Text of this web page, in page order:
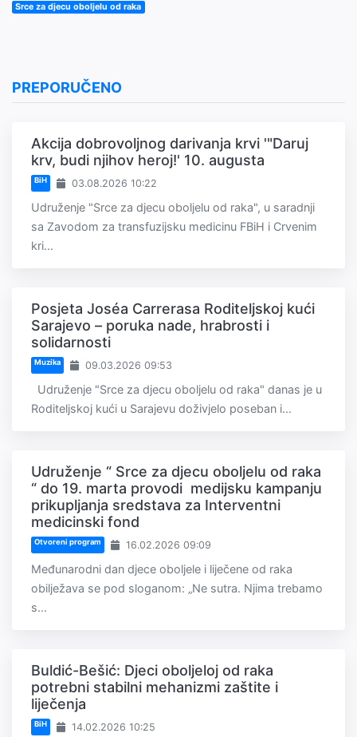
Srce za djecu oboljelu od raka
PREPORUČENO
Akcija dobrovoljnog darivanja krvi '"Daruj
krv, budi njihov heroj!' 10. augusta
BiH 03.08.2026 10:22
Udruženje "Srce za djecu oboljelu od raka", u saradnji
sa Zavodom za transfuzijsku medicinu FBiH i Crvenim
kri...
Posjeta Joséa Carrerasa Roditeljskoj kući
Sarajevo – poruka nade, hrabrosti i
solidarnosti
Muzika 09.03.2026 09:53
Udruženje "Srce za djecu oboljelu od raka" danas je u
Roditeljskoj kući u Sarajevu doživjelo poseban i...
Udruženje “ Srce za djecu oboljelu od raka
“ do 19. marta provodi medijsku kampanju
prikupljanja sredstava za Interventni
medicinski fond
Otvoreni program 16.02.2026 09:09
Međunarodni dan djece oboljele i liječene od raka
obilježava se pod sloganom: „Ne sutra. Njima trebamo
s...
Buldić-Bešić: Djeci oboljeloj od raka
potrebni stabilni mehanizmi zaštite i
liječenja
BiH 14.02.2026 10:25